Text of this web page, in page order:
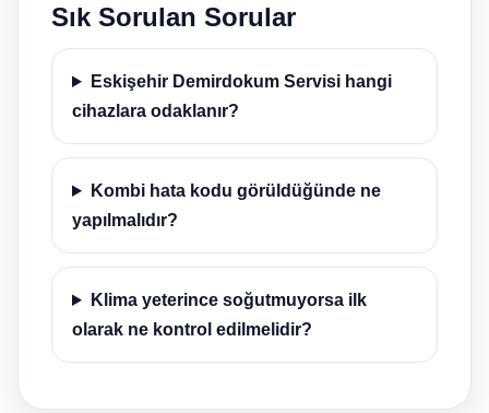
Sık Sorulan Sorular
Eskişehir Demirdokum Servisi hangi
cihazlara odaklanır?
Kombi hata kodu görüldüğünde ne
yapılmalıdır?
Klima yeterince soğutmuyorsa ilk
olarak ne kontrol edilmelidir?